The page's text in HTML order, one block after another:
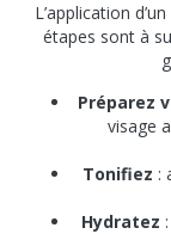
L’application d’un
étapes sont à
Préparez
visage
Tonifiez :
Hydratez